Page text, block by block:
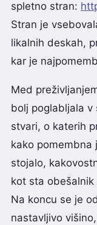
spletno stran:
Stran je
likalnih deskah,
kar je
Med
bolj poglabljala v
stvari, o katerih
kako pomembna
stojalo,
kot sta
Na koncu se je
nastavljivo